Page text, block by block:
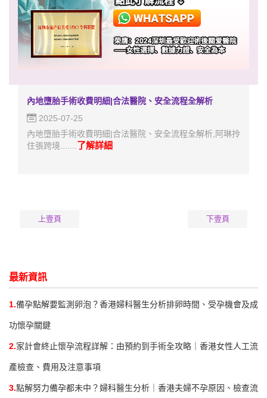
內地墮胎手術收費明細|合法醫院、安全流程全解析
2025-07-25
內地墮胎手術收費明細|合法醫院、安全流程全解析,阿琳拎
住張跨境....... 了解詳細
上壹頁 下壹頁
最新資訊
1.備孕點解要監測卵泡？香港婦科醫生分析排卵時間、受孕機會及成
功懷孕關鍵
2.家計會終止懷孕流程詳解：由預約到手術全攻略｜香港女性人工流
產檢查、費用及注意事項
3.點解努力備孕都未中？婦科醫生分析｜香港夫婦不孕原因、檢查流